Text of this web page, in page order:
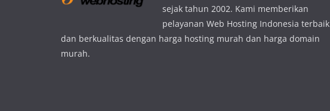
sejak tahun 2002. Kami memberikan
pelayanan Web Hosting Indonesia terbaik
dan berkualitas dengan harga hosting murah dan harga domain
murah.